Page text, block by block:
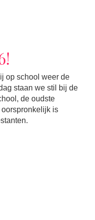
op school weer de
staan we stil bij de
de oudste
is